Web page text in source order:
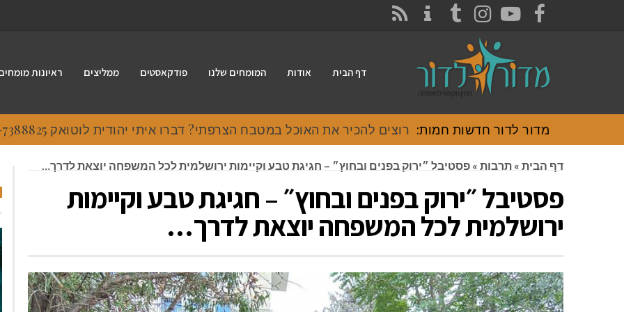
FACEBOOK
YOUTUBE
INSTAGRAM
TUMBLR
דף הבית אודות המומחים שלנו פודקאסטים ממליצים ראיונות
מדור לדור חדשות חמות: רוצים להכיר את האוכל במטבח הצרפתי? דברו איתי יהודית לוטואק 054-7388825.
דף הבית » תרבות » פסטיבל ״ירוק בפנים ובחוץ״ – חגיגת טבע וקיימות ירושלמית לכל המשפחה יוצאת לדרך…
פסטיבל ״ירוק בפנים ובחוץ״ – חגיגת טבע וקיימות
ירושלמית לכל המשפחה יוצאת לדרך…